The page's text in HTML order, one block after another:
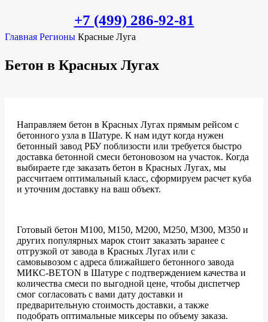
+7 (499) 286-92-81
Главная Регионы Красные Луга
Бетон в Красных Лугах
Направляем бетон в Красных Лугах прямым рейсом с
бетонного узла в Шатуре. К нам идут когда нужен
бетонный завод РБУ поблизости или требуется быстро
доставка бетонной смеси бетоновозом на участок. Когда
выбираете где заказать бетон в Красных Лугах, мы
рассчитаем оптимальный класс, сформируем расчет куба
и уточним доставку на ваш объект.
Готовый бетон М100, М150, М200, М250, М300, М350 и
других популярных марок стоит заказать заранее с
отгрузкой от завода в Красных Лугах или с
самовывозом с адреса ближайшего бетонного завода
МИКС-BETON в Шатуре с подтверждением качества и
количества смеси по выгодной цене, чтобы диспетчер
смог согласовать с вами дату доставки и
предварительную стоимость доставки, а также
подобрать оптимальные миксеры по объему заказа.